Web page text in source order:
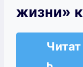
жизни»
Читат